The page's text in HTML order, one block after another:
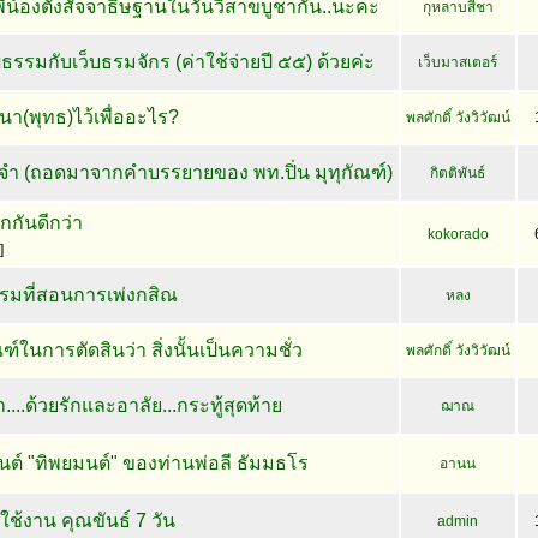
องตั้งสัจจาธิษฐานในวันวิสาขบูชากัน..นะคะ กุหลาบสีชา
รรมกับเว็บธรมจักร (ค่าใช้จ่ายปี ๕๕) ด้วยค่ะ เว็บมาสเตอร์
า(พุทธ)ไว้เพื่ออะไร? พลศักดิ์ วังวิวัฒน์
ำ (ถอดมาจากคำบรรยายของ พท.ปิ่น มุทุกัณฑ์) กิตติพันธ์
กันดีกว่า
kokorado
มที่สอนการเพ่งกสิณ หลง
ในการตัดสินว่า สิ่งนั้นเป็นความชั่ว พลศักดิ์ วังวิวัฒน์
....ด้วยรักและอาลัย...กระทู้สุดท้าย ฌาณ
ต์ "ทิพยมนต์" ของท่านพ่อลี ธัมมธโร อานน
ช้งาน คุณขันธ์ 7 วัน admin